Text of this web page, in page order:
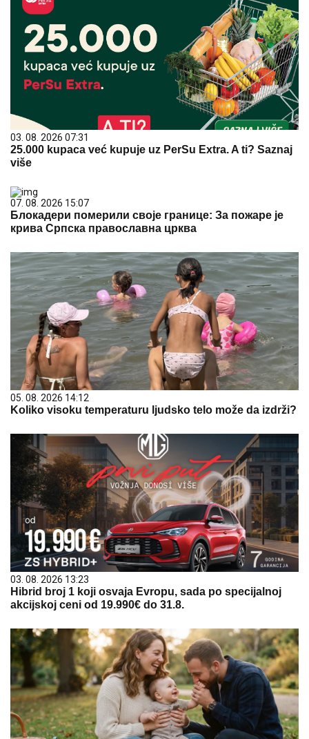
03. 08. 2026 07:31
25.000 kupaca već kupuje uz PerSu Extra. A ti? Saznaj
više
07. 08. 2026 15:07
Блокадери померили своје границе: За пожаре је
крива Српска православна црква
05. 08. 2026 14:12
Koliko visoku temperaturu ljudsko telo može da izdrži?
03. 08. 2026 13:23
Hibrid broj 1 koji osvaja Evropu, sada po specijalnoj
akcijskoj ceni od 19.990€ do 31.8.